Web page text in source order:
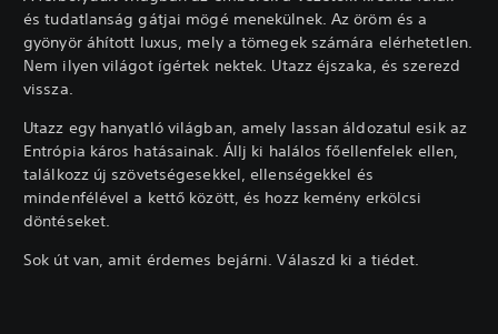
és tudatlanság gátjai mögé menekülnek. Az öröm és a
gyönyör áhított luxus, mely a tömegek számára elérhetetlen.
Nem ilyen világot ígértek nektek. Utazz éjszaka, és szerezd
vissza.
Utazz egy hanyatló világban, amely lassan áldozatul esik az
Entrópia káros hatásainak. Állj ki halálos főellenfelek ellen,
találkozz új szövetségesekkel, ellenségekkel és
mindenfélével a kettő között, és hozz kemény erkölcsi
döntéseket.
Sok út van, amit érdemes bejárni. Válaszd ki a tiédet.